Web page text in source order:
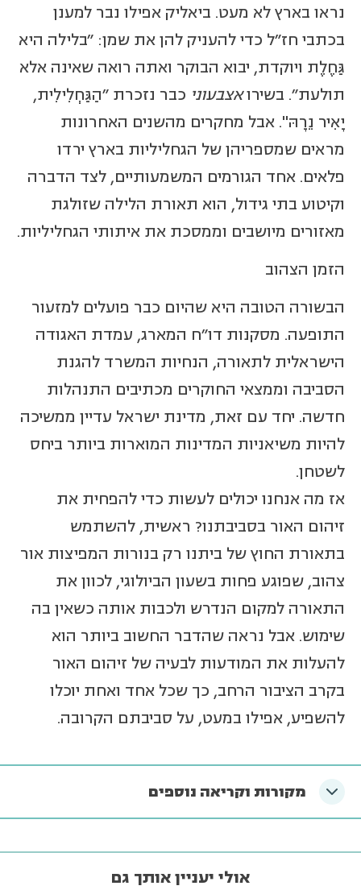
נראו בארץ לא מעט. ביאליק אפילו נבר למענן
בכתבי חז"ל כדי להעניק להן את שמן: "בלילה היא
גַּחֶלֶת ויוקדת, יבוא הבוקר ואתה רואה שאינה אלא
תולעת". בשירואצבעוני כבר נזכרת "הַגַּחְלִילִית,
יָאִיר נֵרָהּ". אבל מחקרים מהשנים האחרונות
מראים שמספריהן של הגחליליות בארץ ירדו
פלאים. אחד הגורמים המשמעותיים, לצד הדברה
וקיטוע בתי גידול, הוא תאורת הלילה שזולגת
מאזורים מיושבים וממסכת את איתותי הגחליליות.
הזמן הצהוב
הבשורה הטובה היא שהיום כבר פועלים למזעור
התופעה. מסקנות דו"ח המארג, עמדת האגודה
הישראלית לתאורה, הנחיות המשרד להגנת
הסביבה וממצאי החוקרים מכתיבים התנהלות
חדשה. יחד עם זאת, מדינת ישראל עדיין ממשיכה
להיות משיאניות המדינות המוארות ביותר ביחס
לשטחן.
אז מה אנחנו יכולים לעשות כדי להפחית את
זיהום האור בסביבתנו? ראשית, להשתמש
בתאורת החוץ של ביתנו רק בנורות המפיצות אור
צהוב, שפוגע פחות בשעון הביולוגי, לכוון את
התאורה למקום הנדרש ולכבות אותה כשאין בה
שימוש. אבל נראה שהדבר החשוב ביותר הוא
להעלות את המודעות לבעיה של זיהום האור
בקרב הציבור הרחב, כך שכל אחד ואחת יוכלו
להשפיע, אפילו במעט, על סביבתם הקרובה.
מקורות וקריאה נוספים
אולי יעניין אותך גם